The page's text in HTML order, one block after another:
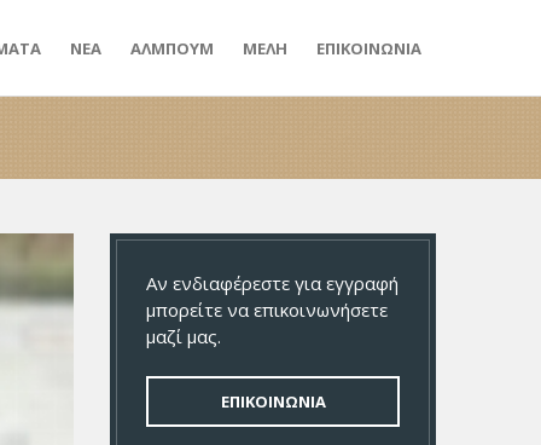
ΝΕΑ ΑΛΜΠΟΥΜ ΜΕΛΗ ΕΠΙΚΟΙΝΩΝΙΑ
Αν ενδιαφέρεστε για εγγραφή
μπορείτε να επικοινωνήσετε
μαζί μας.
ΕΠΙΚΟΙΝΩΝΙΑ